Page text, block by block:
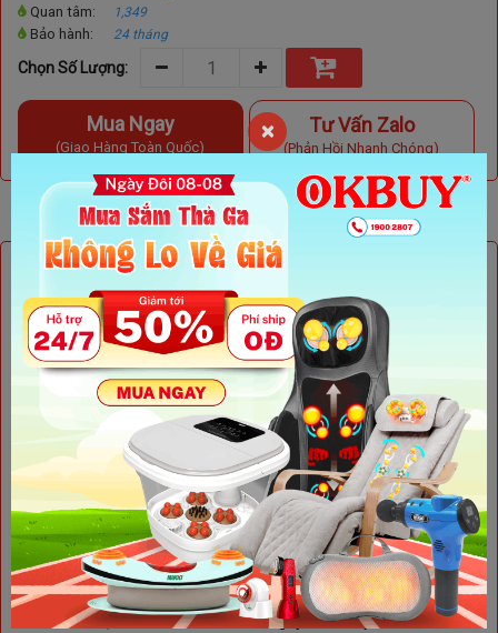
Quan tâm: 1,349
Bảo hành: 24 tháng
Chọn Số Lượng:
Mua Ngay
(Giao Hàng Toàn Quốc)
Tư Vấn Zalo
(Phản Hồi Nhanh Chóng)
Xem Thêm Địa Chỉ
Máy chạy bộ tại nhà Queen Crown QS 588 - Giải pháp toàn
diện cho sức khỏe: Tập luyện nâng cao sức khỏe, giảm mỡ,
giảm stress và theo dõi sức khỏe ngay tại nhà
Khi cuộc sống ngày càng bận rộn, việc duy trì thói quen tập
luyện thể thao tại nhà trở nên vô cùng quan trọng. Máy chạy
bộ Queen Crown QS 588 chính là lựa chọn hoàn hảo giúp bạn
cải thiện sức khỏe, giảm cân và nâng cao thể lực mà không
cần phải đến phòng gym. Với thiết kế hiện đại, khung hợp kim
chắc chắn và các tính năng vượt trội như tốc độ tối đa 16
km/h, độ dốc 15%, cùng hệ thống giảm xóc tiên tiến, Queen
Crown QS 588 mang đến một trải nghiệm luyện tập hiệu quả
và an toàn. Đây là giải pháp lý tưởng để bạn đạt được mục
tiêu sức khỏe mà không lo ngại về chất lượng hay sự bền bỉ
của thiết bị. Hãy gọi ngay số hotline 1900 2807 để sở hữu
máy chạy bộ tại nhà Queen Crown QS 588và bắt đầu hành
trình cải thiện sức khỏe của mình ngay hôm nay.
×